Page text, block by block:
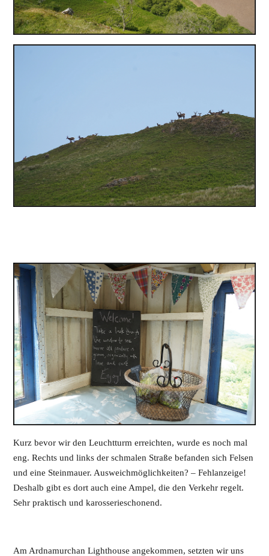
Kurz bevor wir den Leuchtturm erreichten, wurde es noch mal
eng. Rechts und links der schmalen Straße befanden sich Felsen
und eine Steinmauer. Ausweichmöglichkeiten? – Fehlanzeige!
Deshalb gibt es dort auch eine Ampel, die den Verkehr regelt.
Sehr praktisch und karosserieschonend.
Am Ardnamurchan Lighthouse angekommen, setzten wir uns